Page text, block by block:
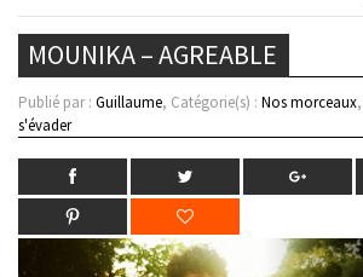
MOUNIKA – AGREABLE
Publié par : Guillaume, Catégorie(s) : Nos morceaux,
s'évader